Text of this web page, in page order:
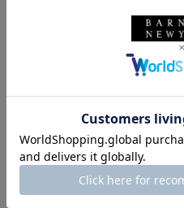
バーニーズ ニューヨーク カタロ